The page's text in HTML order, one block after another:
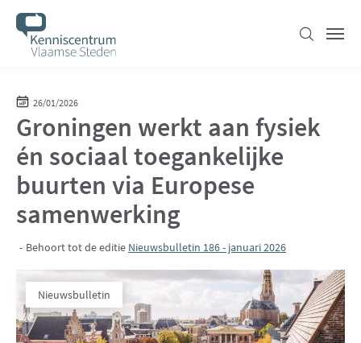
Overslaan
inhoud
gaan
Zoeken
26/01/2026
Groningen werkt aan fysiek
én sociaal toegankelijke
buurten via Europese
samenwerking
Behoort tot de editie Nieuwsbulletin 186 - januari 2026
Nieuwsbulletin